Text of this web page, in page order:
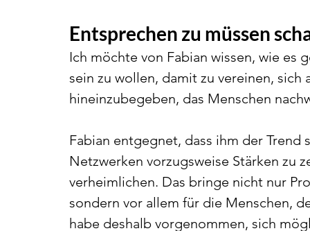
Entsprechen zu müssen
Ich möchte von Fabian wissen, wie es
sein zu wollen, damit zu vereinen, sich
hineinzubegeben, das Menschen
Fabian entgegnet, dass ihm der
Netzwerken vorzugsweise Stärken zu
verheimlichen. Das bringe nicht nur
sondern vor allem für die Menschen,
habe deshalb vorgenommen, sich